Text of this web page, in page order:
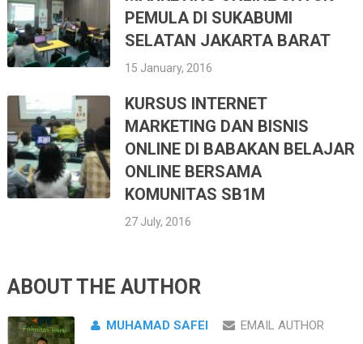
PEMULA DI SUKABUMI
SELATAN JAKARTA BARAT
15 January, 2016
KURSUS INTERNET
MARKETING DAN BISNIS
ONLINE DI BABAKAN BELAJAR
ONLINE BERSAMA
KOMUNITAS SB1M
27 July, 2016
ABOUT THE AUTHOR
MUHAMAD SAFEI EMAIL AUTHOR